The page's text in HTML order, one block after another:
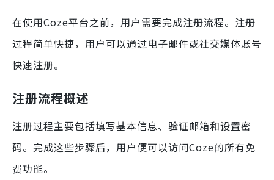
在使用Coze平台之前，用户需要完成注册流程。注册
过程简单快捷，用户可以通过电子邮件或社交媒体账号
快速注册。
注册流程概述
注册过程主要包括填写基本信息、验证邮箱和设置密
码。完成这些步骤后，用户便可以访问Coze的所有免
费功能。